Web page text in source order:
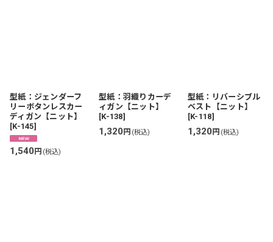
型紙：ジェンダーフ
リーボタンレスカー
ディガン【ニット】
[K-145]
1,540円 (税込)
型紙：羽織りカーデ
ィガン【ニット】
[K-138]
1,320円 (税込)
型紙：リバーシブル
ベスト【ニット】
[K-118]
1,320円 (税込)